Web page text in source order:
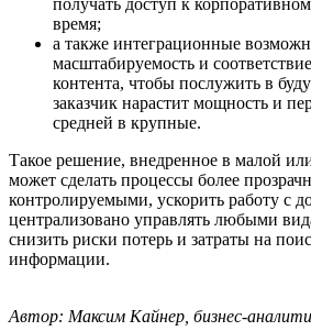
получать доступ к
время;
а также интеграционные
масштабируемость и
контента, чтобы послужить в
заказчик нарастит мощность и
средней в крупные.
Такое решение, внедренное в малой
может сделать процессы более
контролируемыми, ускорить работу с
централизовано управлять любыми
снизить риски потерь и затраты на
информации.
Автор: Максим Кайнер, бизнес-